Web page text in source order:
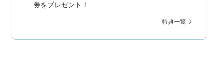
券をプレゼント！
特典一覧